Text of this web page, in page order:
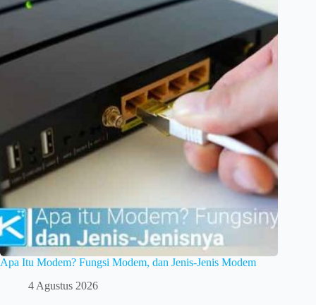
Apa Itu Modem? Fungsi Modem, dan Jenis-Jenis Modem
4 Agustus 2026